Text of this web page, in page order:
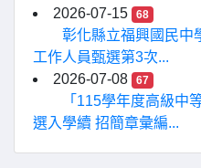
2026-07-15
68
彰化縣立福興國民中
工作人員甄選第3次...
2026-07-08
67
「115學年度高級中
選入學續 招簡章彙編...